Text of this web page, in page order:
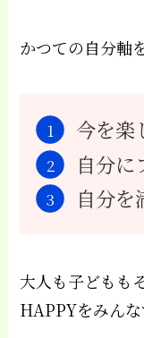
かつての自分軸
今を楽
自分に
自分を
大人も子どもも
HAPPYをみん